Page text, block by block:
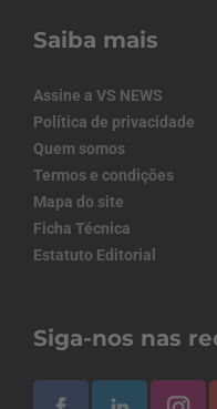
Saiba mais
Assine a VS NEWS
Política de privacidade
Quem somos
Termos e condições
Mapa do site
Ficha Técnica
Estatuto Editorial
Siga-nos nas